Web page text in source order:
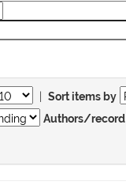
| Sort items by
Authors/record